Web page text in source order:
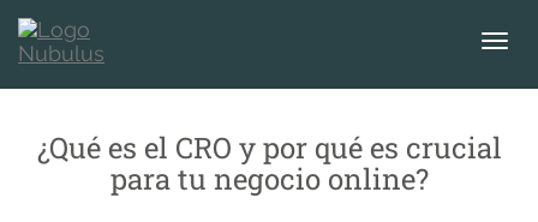
T
¿Qué es el CRO y por qué es crucial
para tu negocio online?